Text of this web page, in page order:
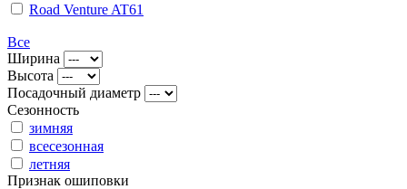
Road Venture AT61
Все
Ширина
Высота
Посадочный диаметр
Сезонность
зимняя
всесезонная
летняя
Признак ошиповки